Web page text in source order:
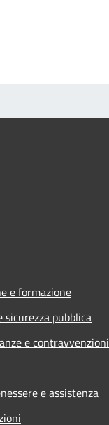
e formazione
sicurezza pubblica
e contravvenzioni
e assistenza